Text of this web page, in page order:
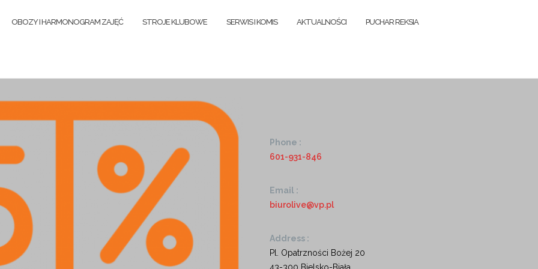
OBOZY I HARMONOGRAM ZAJĘĆ STROJE KLUBOWE SERWIS I KOMIS AKTUALNOŚCI PUCHAR REKSIA
Phone :
601-931-846
Email :
biurolive@vp.pl
Address :
Pl. Opatrzności Bożej 20